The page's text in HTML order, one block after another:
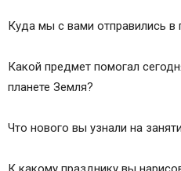
Куда мы с вами отправились в
Какой предмет помогал
планете Земля?
Что нового вы узнали на